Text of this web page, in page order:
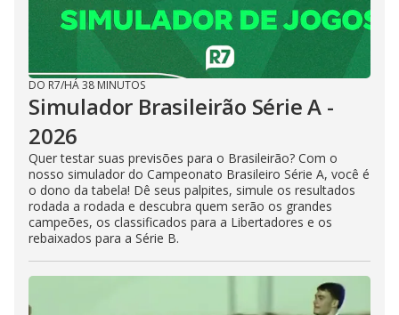
DO R7/HÁ 38 MINUTOS
Simulador Brasileirão Série A -
2026
Quer testar suas previsões para o Brasileirão? Com o
nosso simulador do Campeonato Brasileiro Série A, você é
o dono da tabela! Dê seus palpites, simule os resultados
rodada a rodada e descubra quem serão os grandes
campeões, os classificados para a Libertadores e os
rebaixados para a Série B.